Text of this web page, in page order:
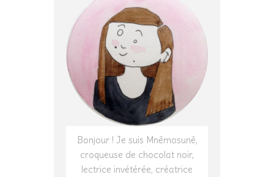
Bonjour ! Je suis Mnêmosunê,
croqueuse de chocolat noir,
lectrice invétérée, créatrice